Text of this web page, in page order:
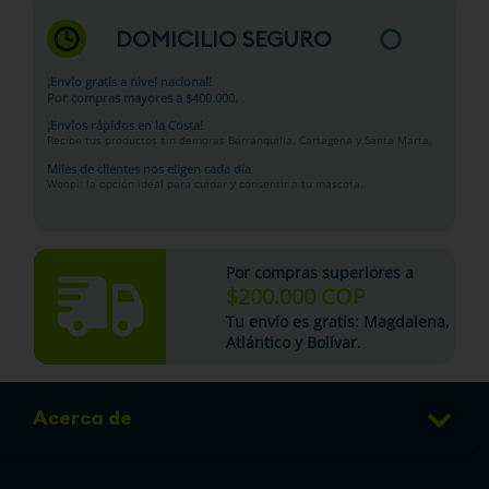
DOMICILIO SEGURO
¡Envío gratis a nivel nacional!
Por compras mayores a $400.000.
¡Envíos rápidos en la Costa!
Recibe tus productos sin demoras Barranquilla, Cartagena y Santa Marta.
Miles de clientes nos eligen cada día
Woopi: la opción ideal para cuidar y consentir a tu mascota.
Por compras superiores a
$200.000 COP
Tu envío es gratis: Magdalena,
Atlántico y Bolívar.
Acerca de